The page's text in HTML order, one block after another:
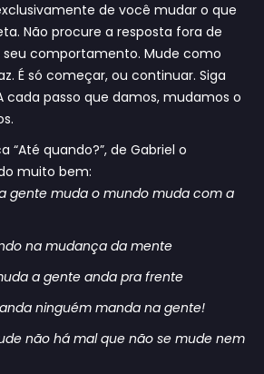
de você mudar o que
Não procure a resposta fora de
seu comportamento. Mude como
É só começar, ou continuar. Siga
cada passo que damos, mudamos o
“Até quando?”, de Gabriel o
muito bem:
gente muda o mundo muda com a
na mudança da mente
a gente anda pra frente
ninguém manda na gente!
não há mal que não se mude nem